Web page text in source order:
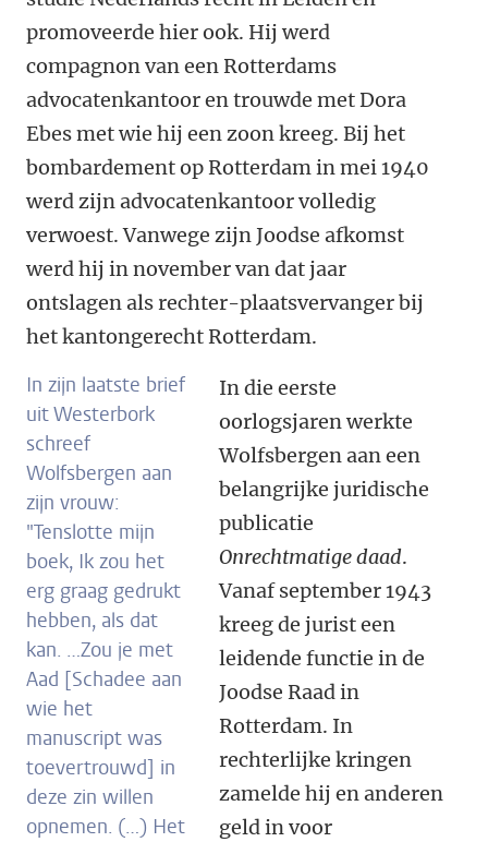
promoveerde hier ook. Hij werd
compagnon van een Rotterdams
advocatenkantoor en trouwde met Dora
Ebes met wie hij een zoon kreeg. Bij het
bombardement op Rotterdam in mei 1940
werd zijn advocatenkantoor volledig
verwoest. Vanwege zijn Joodse afkomst
werd hij in november van dat jaar
ontslagen als rechter-plaatsvervanger bij
het kantongerecht Rotterdam.
In zijn laatste brief
uit Westerbork
schreef
Wolfsbergen aan
zijn vrouw:
"Tenslotte mijn
boek, Ik zou het
erg graag gedrukt
hebben, als dat
kan. …Zou je met
Aad [Schadee aan
wie het
manuscript was
toevertrouwd] in
deze zin willen
opnemen. (…) Het
In die eerste
oorlogsjaren werkte
Wolfsbergen aan een
belangrijke juridische
publicatie
Onrechtmatige daad.
Vanaf september 1943
kreeg de jurist een
leidende functie in de
Joodse Raad in
Rotterdam. In
rechterlijke kringen
zamelde hij en anderen
geld in voor